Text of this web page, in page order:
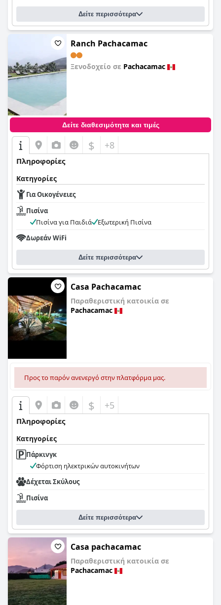
Δείτε περισσότερα
Ranch Pachacamac
Ξενοδοχείο σε Pachacamac
Δείτε διαθεσιμότητα και τιμές
$ +8
Πληροφορίες
Κατηγορίες
Για Οικογένειες
Πισίνα
Πισίνα για Παιδιά
Εξωτερική Πισίνα
Δωρεάν WiFi
Δείτε περισσότερα
Casa Pachacamac
Παραθεριστική κατοικία σε
Pachacamac
Προς το παρόν ανενεργό στην πλατφόρμα μας.
$ +5
Πληροφορίες
Κατηγορίες
Πάρκινγκ
Φόρτιση ηλεκτρικών αυτοκινήτων
Δέχεται Σκύλους
Πισίνα
Δείτε περισσότερα
Casa pachacamac
Παραθεριστική κατοικία σε
Pachacamac